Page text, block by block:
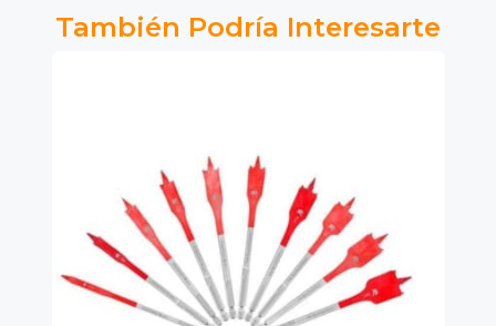
También Podría Interesarte